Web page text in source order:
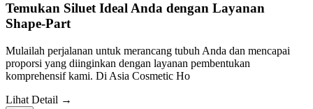
Temukan Siluet Ideal Anda dengan Layanan
Shape-Part
Mulailah perjalanan untuk merancang tubuh Anda dan mencapai
proporsi yang diinginkan dengan layanan pembentukan
komprehensif kami. Di Asia Cosmetic Ho
Lihat Detail →